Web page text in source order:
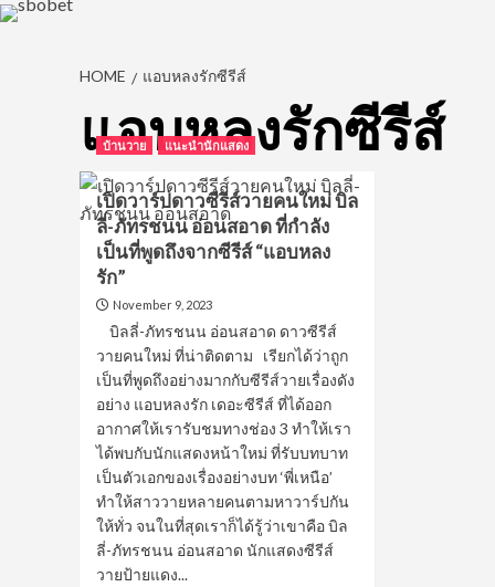
HOME แอบหลงรักซีรีส์
แอบหลงรักซีรีส์
บ้านวาย แนะนำนักแสดง
เปิดวาร์ปดาวซีรีส์วายคนใหม่ บิล
ลี่-ภัทรชนน อ่อนสอาด ที่กำลัง
เป็นที่พูดถึงจากซีรีส์ “แอบหลง
รัก”
November 9, 2023
บิลลี่-ภัทรชนน อ่อนสอาด ดาวซีรีส์
วายคนใหม่ ที่น่าติดตาม เรียกได้ว่าถูก
เป็นที่พูดถึงอย่างมากกับซีรีส์วายเรื่องดัง
อย่าง แอบหลงรัก เดอะซีรีส์ ที่ได้ออก
อากาศให้เรารับชมทางช่อง 3 ทำให้เรา
ได้พบกับนักแสดงหน้าใหม่ ที่รับบทบาท
เป็นตัวเอกของเรื่องอย่างบท ‘พี่เหนือ’
ทำให้สาววายหลายคนตามหาวาร์ปกัน
ให้ทั่ว จนในที่สุดเราก็ได้รู้ว่าเขาคือ บิล
ลี่-ภัทรชนน อ่อนสอาด นักแสดงซีรีส์
วายป้ายแดง...